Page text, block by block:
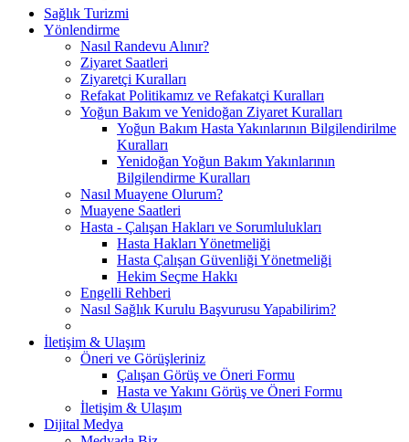
Sağlık Turizmi
Yönlendirme
Nasıl Randevu Alınır?
Ziyaret Saatleri
Ziyaretçi Kuralları
Refakat Politikamız ve Refakatçi Kuralları
Yoğun Bakım ve Yenidoğan Ziyaret Kuralları
Yoğun Bakım Hasta Yakınlarının Bilgilendirilme
Kuralları
Yenidoğan Yoğun Bakım Yakınlarının
Bilgilendirme Kuralları
Nasıl Muayene Olurum?
Muayene Saatleri
Hasta - Çalışan Hakları ve Sorumlulukları
Hasta Hakları Yönetmeliği
Hasta Çalışan Güvenliği Yönetmeliği
Hekim Seçme Hakkı
Engelli Rehberi
Nasıl Sağlık Kurulu Başvurusu Yapabilirim?
İletişim & Ulaşım
Öneri ve Görüşleriniz
Çalışan Görüş ve Öneri Formu
Hasta ve Yakını Görüş ve Öneri Formu
İletişim & Ulaşım
Dijital Medya